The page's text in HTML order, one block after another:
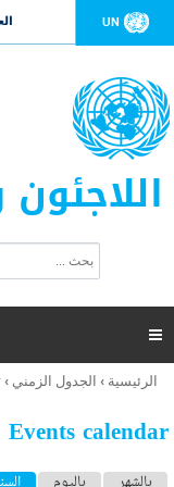
UN
ت
ر
ل
ح
ب

أنت
هنا
الرئيسية › الجدول الزمني ›
Events calendar